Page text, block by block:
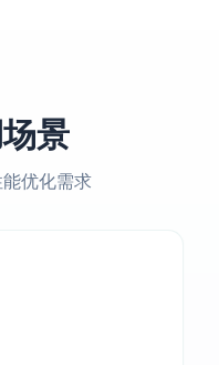
景
优化需求